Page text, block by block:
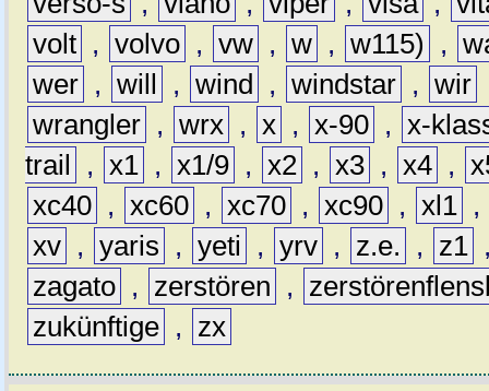
volt , volvo , vw , w , w115) ,
wer , will , wind , windstar , wir
wrangler , wrx , x , x-90 , x-
trail
, x1 , x1/9 , x2 , x3 , x4 ,
xc40 , xc60 , xc70 , xc90 , xl1 ,
xv , yaris , yeti , yrv , z.e. , z1
zagato , zerstören ,
zukünftige , zx